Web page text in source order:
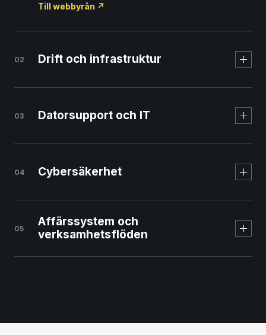
Till webbyrån ↗
02 Drift och infrastruktur
03 Datorsupport och IT
04 Cybersäkerhet
05
Affärssystem och
verksamhetsflöden